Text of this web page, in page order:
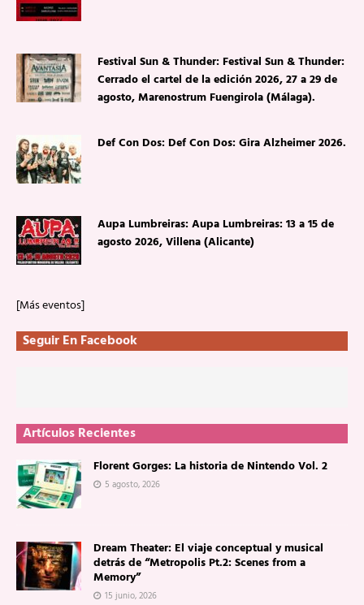
Festival Sun & Thunder: Festival Sun & Thunder:
Cerrado el cartel de la edición 2026, 27 a 29 de
agosto, Marenostrum Fuengirola (Málaga).
Def Con Dos: Def Con Dos: Gira Alzheimer 2026.
Aupa Lumbreiras: Aupa Lumbreiras: 13 a 15 de
agosto 2026, Villena (Alicante)
[Más eventos]
Seguir En Facebook
Artículos Recientes
Florent Gorges: La historia de Nintendo Vol. 2
5 agosto, 2026
Dream Theater: El viaje conceptual y musical
detrás de “Metropolis Pt.2: Scenes from a
Memory”
15 junio, 2026